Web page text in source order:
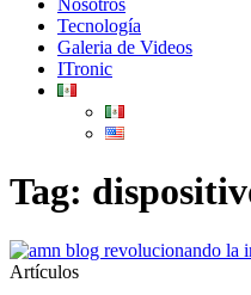
Nosotros
Tecnología
Galeria de Videos
ITronic
Tag:
Artículos